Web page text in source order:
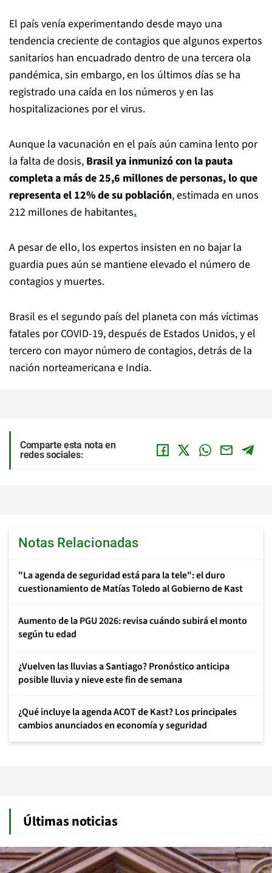
El país venía experimentando desde mayo una
tendencia creciente de contagios que algunos expertos
sanitarios han encuadrado dentro de una tercera ola
pandémica, sin embargo, en los últimos días se ha
registrado una caída en los números y en las
hospitalizaciones por el virus.
Aunque la vacunación en el país aún camina lento por
la falta de dosis, Brasil ya inmunizó con la pauta
completa a más de 25,6 millones de personas, lo que
representa el 12% de su población, estimada en unos
212 millones de habitantes.
A pesar de ello, los expertos insisten en no bajar la
guardia pues aún se mantiene elevado el número de
contagios y muertes.
Brasil es el segundo país del planeta con más víctimas
fatales por COVID-19, después de Estados Unidos, y el
tercero con mayor número de contagios, detrás de la
nación norteamericana e India.
Comparte esta nota en
redes sociales:
Notas Relacionadas
"La agenda de seguridad está para la tele": el duro
cuestionamiento de Matías Toledo al Gobierno de Kast
Aumento de la PGU 2026: revisa cuándo subirá el monto
según tu edad
¿Vuelven las lluvias a Santiago? Pronóstico anticipa
posible lluvia y nieve este fin de semana
¿Qué incluye la agenda ACOT de Kast? Los principales
cambios anunciados en economía y seguridad
Últimas noticias